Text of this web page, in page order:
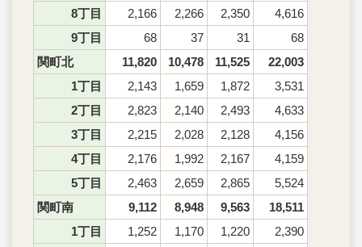
8丁目
2,166 2,266 2,350
4,616
9丁目
68 37 31
68
関町北
11,820 10,478 11,525
22,003
1丁目
2,143 1,659 1,872
3,531
2丁目
2,823 2,140 2,493
4,633
3丁目
2,215 2,028 2,128
4,156
4丁目
2,176 1,992 2,167
4,159
5丁目
2,463 2,659 2,865
5,524
関町南
9,112 8,948 9,563
18,511
1丁目
1,252 1,170 1,220
2,390